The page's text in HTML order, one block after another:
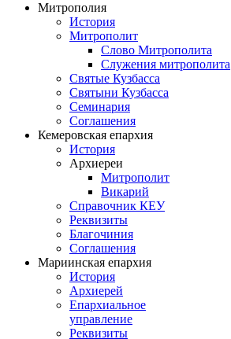
Митрополия
История
Митрополит
Слово Митрополита
Служения митрополита
Святые Кузбасса
Святыни Кузбасса
Семинария
Соглашения
Кемеровская епархия
История
Архиереи
Митрополит
Викарий
Справочник КЕУ
Реквизиты
Благочиния
Соглашения
Мариинская епархия
История
Архиерей
Епархиальное
управление
Реквизиты